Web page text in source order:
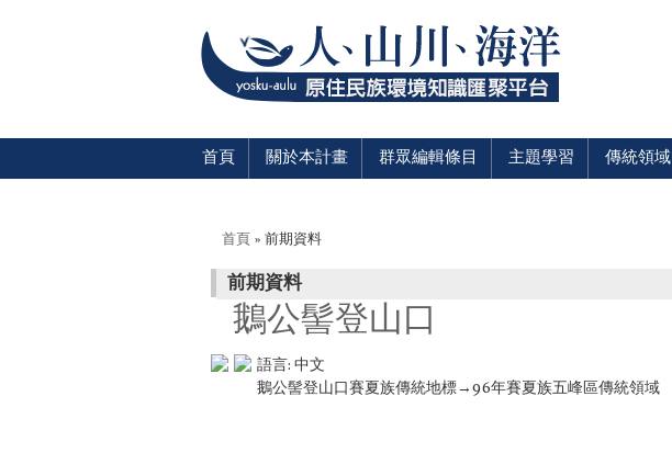
首頁 關於本計畫 群眾編輯條目 主題學習 傳統領域
您在這裡
首頁 » 前期資料
前期資料
鵝公髻登山口
語言: 中文
鵝公髻登山口賽夏族傳統地標→96年賽夏族五峰區傳統領域